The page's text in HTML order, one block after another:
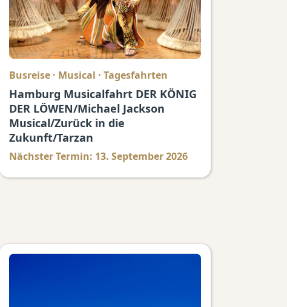
Busreise· Musical · Tagesfahrten
Hamburg Musicalfahrt DER KÖNIG
DER LÖWEN/Michael Jackson
Musical/Zurück in die
Zukunft/Tarzan
Nächster Termin: 13. September 2026